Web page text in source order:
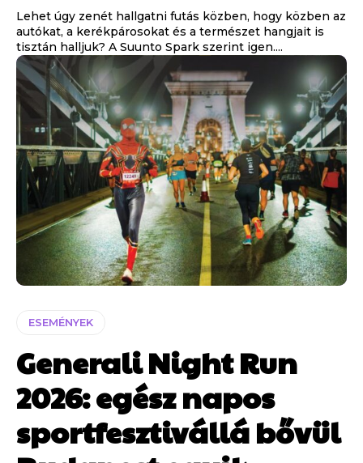
Lehet úgy zenét hallgatni futás közben, hogy közben az
autókat, a kerékpárosokat és a természet hangjait is
tisztán halljuk? A Suunto Spark szerint igen....
ESEMÉNYEK
Generali Night Run
2026: egész napos
sportfesztivállá bővül